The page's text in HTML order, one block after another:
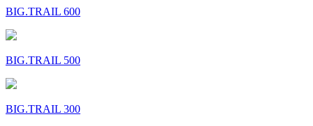
BIG.TRAIL 600
BIG.TRAIL 500
BIG.TRAIL 300